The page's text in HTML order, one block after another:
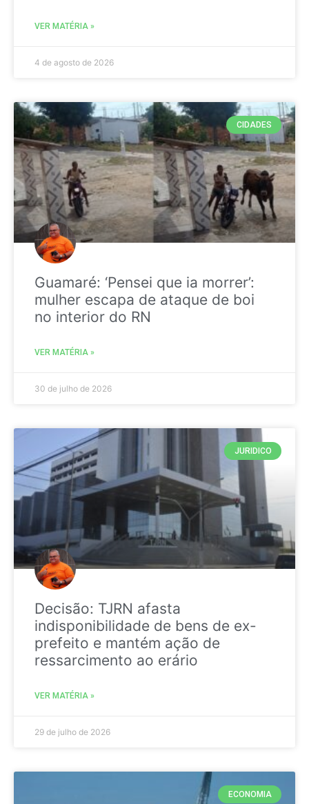
VER MATÉRIA »
4 de agosto de 2026
CIDADES
Guamaré: ‘Pensei que ia morrer’:
mulher escapa de ataque de boi
no interior do RN
VER MATÉRIA »
30 de julho de 2026
JURIDICO
Decisão: TJRN afasta
indisponibilidade de bens de ex-
prefeito e mantém ação de
ressarcimento ao erário
VER MATÉRIA »
29 de julho de 2026
ECONOMIA